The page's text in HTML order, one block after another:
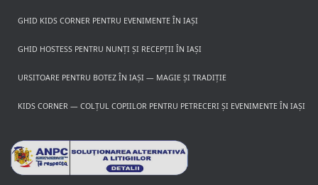
GHID KIDS CORNER PENTRU EVENIMENTE ÎN IAȘI
GHID HOSTESS PENTRU NUNȚI ȘI RECEPȚII ÎN IAȘI
URSITOARE PENTRU BOTEZ ÎN IAȘI — MAGIE ȘI TRADIȚIE
KIDS CORNER — COLȚUL COPIILOR PENTRU PETRECERI ȘI EVENIMENTE ÎN IAȘI